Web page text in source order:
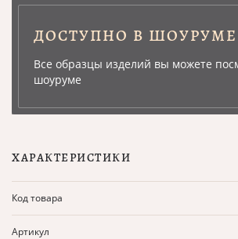
ДОСТУПНО В ШОУРУМЕ
Все образцы изделий вы можете
шоуруме
ХАРАКТЕРИСТИКИ
Код товара
Артикул